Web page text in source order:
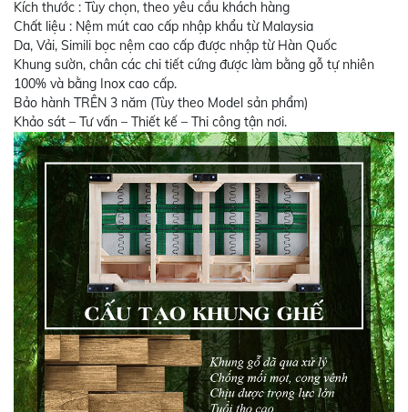
Kích thước : Tùy chọn, theo yêu cầu khách hàng
Chất liệu : Nệm mút cao cấp nhập khẩu từ Malaysia
Da, Vải, Simili bọc nệm cao cấp được nhập từ Hàn Quốc
Khung sườn, chân các chi tiết cứng được làm bằng gỗ tự nhiên
100% và bằng Inox cao cấp.
Bảo hành TRÊN 3 năm (Tùy theo Model sản phẩm)
Khảo sát – Tư vấn – Thiết kế – Thi công tận nơi.